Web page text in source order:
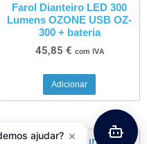
Farol Dianteiro LED 300
Lumens OZONE USB OZ-
300 + bateria
45,85 € com IVA
Adicionar
ajudar? ×